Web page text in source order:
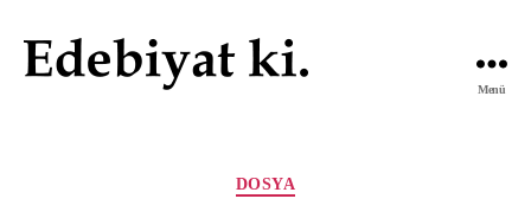
Menü
Kategoriler
DOSYA